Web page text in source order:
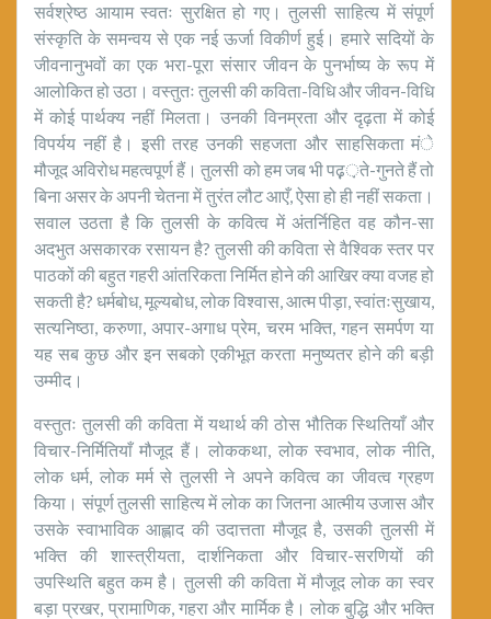
सर्वश्रेष्ठ आयाम स्वतः सुरक्षित हो गए। तुलसी साहित्य में संपूर्ण
संस्कृति के समन्वय से एक नई ऊर्जा विकीर्ण हुई। हमारे सदियों के
जीवनानुभवों का एक भरा-पूरा संसार जीवन के पुनर्भाष्य के रूप में
आलोकित हो उठा। वस्तुतः तुलसी की कविता-विधि और जीवन-विधि
में कोई पार्थक्य नहीं मिलता। उनकी विनम्रता और दृढ़ता में कोई
विपर्यय नहीं है। इसी तरह उनकी सहजता और साहसिकता मंे
मौजूद अविरोध महत्वपूर्ण हैं। तुलसी को हम जब भी पढ़़़ते-गुनते हैं तो
बिना असर के अपनी चेतना में तुरंत लौट आएँ, ऐसा हो ही नहीं सकता।
सवाल उठता है कि तुलसी के कवित्व में अंतर्निहित वह कौन-सा
अदभुत असकारक रसायन है? तुलसी की कविता से वैश्विक स्तर पर
पाठकों की बहुत गहरी आंतरिकता निर्मित होने की आखिर क्या वजह हो
सकती है? धर्मबोध, मूल्यबोध, लोक विश्वास, आत्म पीड़ा, स्वांतःसुखाय,
सत्यनिष्ठा, करुणा, अपार-अगाध प्रेम, चरम भक्ति, गहन समर्पण या
यह सब कुछ और इन सबको एकीभूत करता मनुष्यतर होने की बड़ी
उम्मीद।
वस्तुतः तुलसी की कविता में यथार्थ की ठोस भौतिक स्थितियाँ और
विचार-निर्मितियाँ मौजूद हैं। लोककथा, लोक स्वभाव, लोक नीति,
लोक धर्म, लोक मर्म से तुलसी ने अपने कवित्व का जीवत्व ग्रहण
किया। संपूर्ण तुलसी साहित्य में लोक का जितना आत्मीय उजास और
उसके स्वाभाविक आह्लाद की उदात्तता मौजूद है, उसकी तुलसी में
भक्ति की शास्त्रीयता, दार्शनिकता और विचार-सरणियों की
उपस्थिति बहुत कम है। तुलसी की कविता में मौजूद लोक का स्वर
बड़ा प्रखर, प्रामाणिक, गहरा और मार्मिक है। लोक बुद्धि और भक्ति